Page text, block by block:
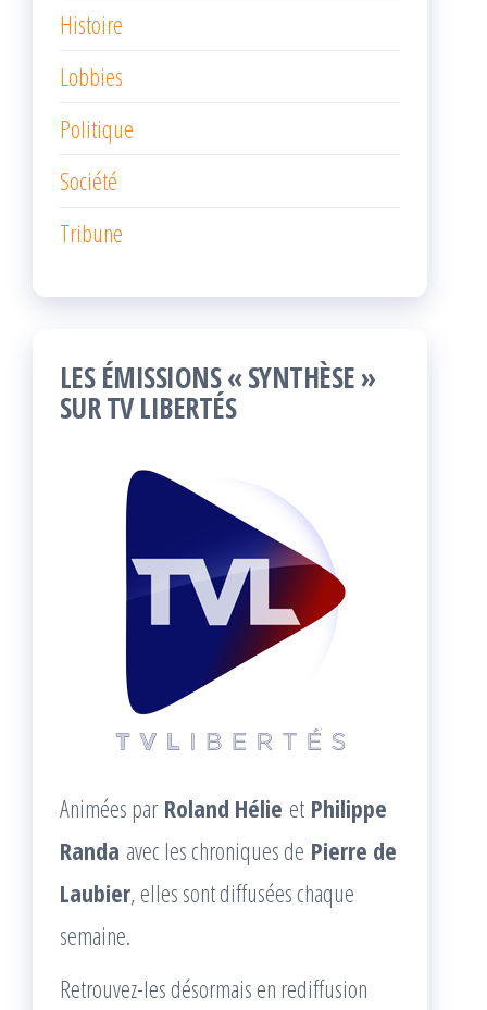
Histoire
Lobbies
Politique
Société
Tribune
LES ÉMISSIONS « SYNTHÈSE »
SUR TV LIBERTÉS
Animées par Roland Hélie et Philippe
Randa avec les chroniques de Pierre de
Laubier, elles sont diffusées chaque
semaine.
Retrouvez-les désormais en rediffusion